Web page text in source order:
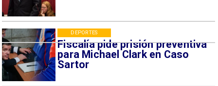
Fiscalía pide prisión preventiva
para Michael Clark en Caso
Sartor
DEPORTES